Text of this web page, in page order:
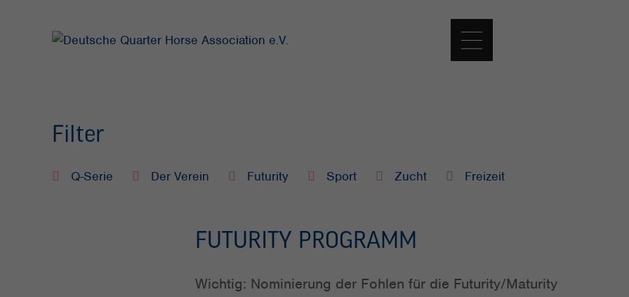
Filter
Q-Serie Der Verein Futurity Sport Zucht Freizeit
FUTURITY PROGRAMM
Wichtig: Nominierung der Fohlen für die Futurity/Maturity